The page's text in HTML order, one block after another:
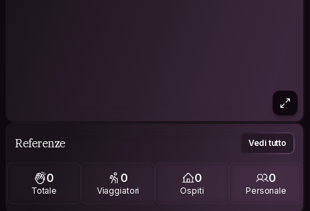
Referenze Vedi tutto
0
Totale
0
Viaggiatori
0
Ospiti
0
Personale